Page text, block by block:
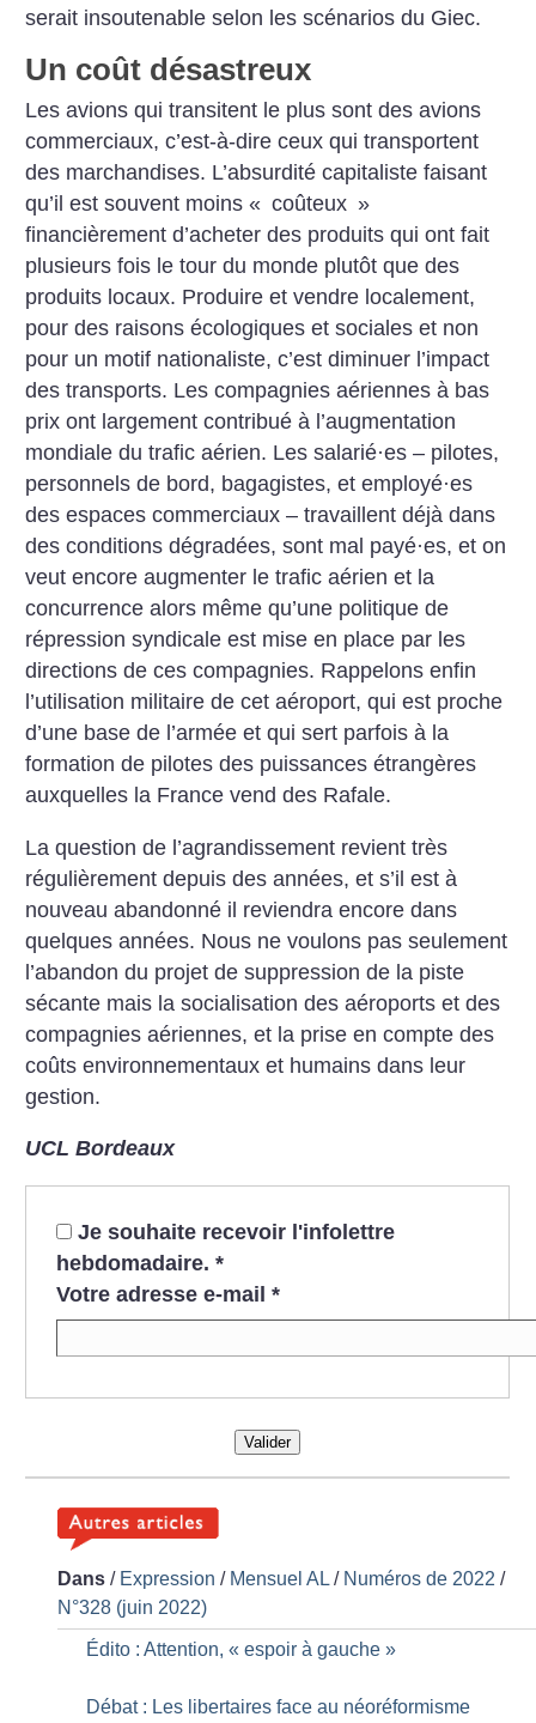
serait insoutenable selon les scénarios du Giec.
Un coût désastreux
Les avions qui transitent le plus sont des avions
commerciaux, c’est-à-dire ceux qui transportent
des marchandises. L’absurdité capitaliste faisant
qu’il est souvent moins « coûteux »
financièrement d’acheter des produits qui ont fait
plusieurs fois le tour du monde plutôt que des
produits locaux. Produire et vendre localement,
pour des raisons écologiques et sociales et non
pour un motif nationaliste, c’est diminuer l’impact
des transports. Les compagnies aériennes à bas
prix ont largement contribué à l’augmentation
mondiale du trafic aérien. Les salarié·es – pilotes,
personnels de bord, bagagistes, et employé·es
des espaces commerciaux – travaillent déjà dans
des conditions dégradées, sont mal payé·es, et on
veut encore augmenter le trafic aérien et la
concurrence alors même qu’une politique de
répression syndicale est mise en place par les
directions de ces compagnies. Rappelons enfin
l’utilisation militaire de cet aéroport, qui est proche
d’une base de l’armée et qui sert parfois à la
formation de pilotes des puissances étrangères
auxquelles la France vend des Rafale.
La question de l’agrandissement revient très
régulièrement depuis des années, et s’il est à
nouveau abandonné il reviendra encore dans
quelques années. Nous ne voulons pas seulement
l’abandon du projet de suppression de la piste
sécante mais la socialisation des aéroports et des
compagnies aériennes, et la prise en compte des
coûts environnementaux et humains dans leur
gestion.
UCL Bordeaux
Je souhaite recevoir l'infolettre
hebdomadaire. *
Votre adresse e-mail *
Valider
Dans / Expression / Mensuel AL / Numéros de 2022 /
N°328 (juin 2022)
Édito : Attention, « espoir à gauche »
Débat : Les libertaires face au néoréformisme